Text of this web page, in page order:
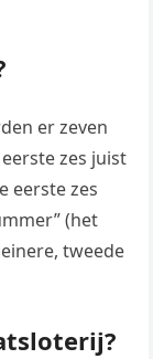
er zeven
zes juist
eerste zes
(het
tweede